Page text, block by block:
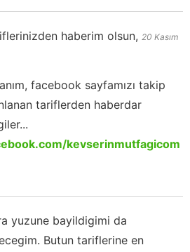
haberim olsun, 20 Kasım
facebook sayfamızı takip
tariflerden haberdar
kevserinmutfagicom
yuzune bayildigimi da
Butun tariflerine en